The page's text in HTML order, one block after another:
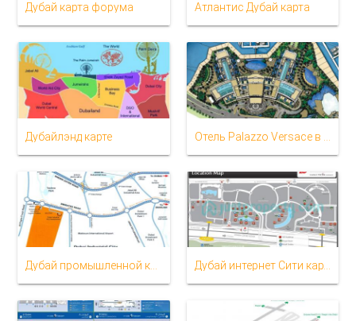
Дубай карта форума Атлантис Дубай карта
Дубайлэнд карте
Дубай промышленной карте города Дубай интернет Сити карте